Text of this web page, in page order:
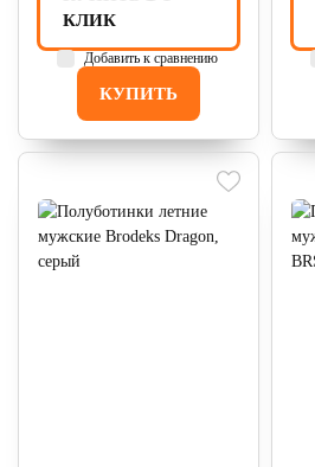
КУПИТЬ
КЛИК
Добавить к сравнению